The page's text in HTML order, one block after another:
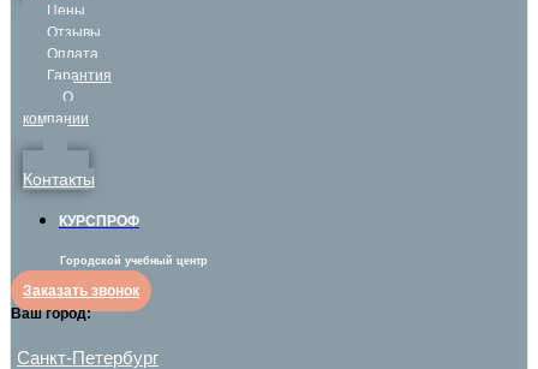
Цены
Отзывы
Оплата
Гарантия
О
компании
Контакты
КУРСПРОФ
Городской учебный центр
Заказать звонок
Ваш город:
Санкт-Петербург